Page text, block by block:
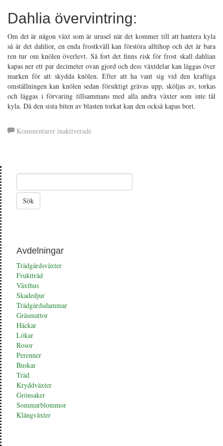
Dahlia övervintring:
Om det är någon växt som är urusel när det kommer till att hantera kyla
så är det dahlior, en enda frostkväll kan förstöra alltihop och det är bara
ren tur om knölen överlevt. Så fort det finns risk för frost skall dahlian
kapas ner ett par decimeter ovan gjord och dess växtdelar kan läggas över
marken för att skydda knölen. Efter att ha vant sig vid den kraftiga
omställningen kan knölen sedan försiktigt grävas upp, sköljas av, torkas
och läggas i förvaring tillsammans med alla andra växter som inte tål
kyla. Då den sista biten av blasten torkat kan den också kapas bort.
Kommentarer inaktiveradeför
Avdelningar
Trädgårdsväxter
Fruktträd
Växthus
Skadedjur
Trädgårdsdammar
Gräsmattor
Häckar
Lökar
Rosor
Perenner
Buskar
Träd
Kryddväxter
Grönsaker
Sommarblommor
Klängväxter